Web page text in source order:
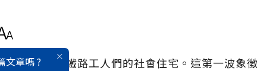
文章嗎 ?
第一個供給鐵路工人們的社會住宅。這第一波象